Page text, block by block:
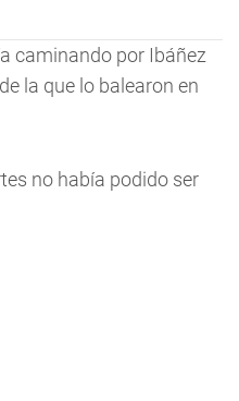
caminando por Ibáñez
la que lo balearon en
no había podido ser